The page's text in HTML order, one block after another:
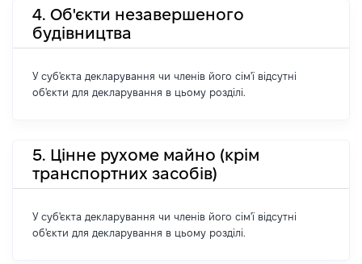
4. Об'єкти незавершеного
будівництва
У суб'єкта декларування чи членів його сім'ї відсутні
об'єкти для декларування в цьому розділі.
5. Цінне рухоме майно (крім
транспортних засобів)
У суб'єкта декларування чи членів його сім'ї відсутні
об'єкти для декларування в цьому розділі.